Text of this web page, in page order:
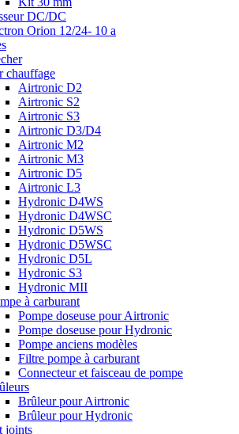
DC/DC
Orion 12/24- 10 a
chauffage
Airtronic D2
Airtronic S2
Airtronic S3
Airtronic D3/D4
Airtronic M2
Airtronic M3
Airtronic D5
Airtronic L3
Hydronic D4WS
Hydronic D4WSC
Hydronic D5WS
Hydronic D5WSC
Hydronic D5L
Hydronic S3
Hydronic MII
à carburant
Pompe doseuse pour Airtronic
Pompe doseuse pour Hydronic
Pompe anciens modèles
Filtre pompe à carburant
Connecteur et faisceau de pompe
Brûleur pour Airtronic
Brûleur pour Hydronic
joints